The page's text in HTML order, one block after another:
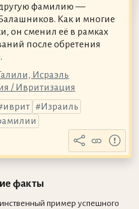
фамилию —
Как и многие
он сменил её в рамках
после обретения
Исраэль
/ Ивритизация
иврит
Израиль
факты
пример успешного